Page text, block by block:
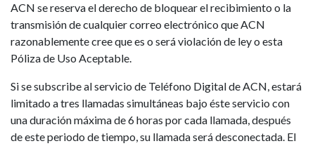
ACN se reserva el derecho de bloquear el recibimiento o la
transmisión de cualquier correo electrónico que ACN
razonablemente cree que es o será violación de ley o esta
Póliza de Uso Aceptable.
Si se subscribe al servicio de Teléfono Digital de ACN, estará
limitado a tres llamadas simultáneas bajo éste servicio con
una duración máxima de 6 horas por cada llamada, después
de este periodo de tiempo, su llamada será desconectada. El